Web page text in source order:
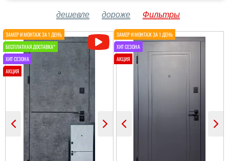
дешевле дороже Фильтры